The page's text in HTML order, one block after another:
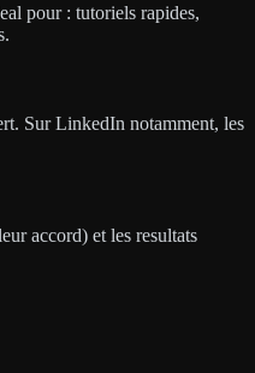
pour : tutoriels rapides,
Sur LinkedIn notamment, les
accord) et les resultats